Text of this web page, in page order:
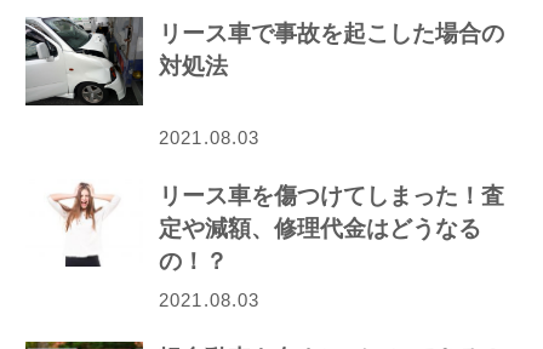
リース車で事故を起こした場合の
対処法
2021.08.03
リース車を傷つけてしまった！査
定や減額、修理代金はどうなる
の！？
2021.08.03